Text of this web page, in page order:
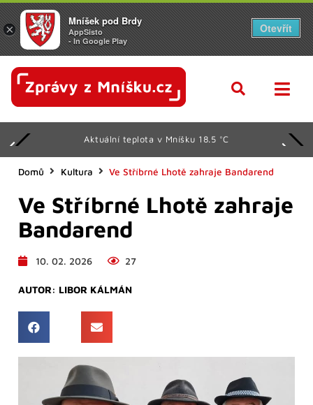
Aktuální teplota v Mníšku 18.5 °C
Domů Kultura Ve Stříbrné Lhotě zahraje Bandarend
Ve Stříbrné Lhotě zahraje
Bandarend
10. 02. 2026 27
AUTOR: LIBOR KÁLMÁN
×
Mníšek pod Brdy
AppSisto
- In Google Play
Otevřít